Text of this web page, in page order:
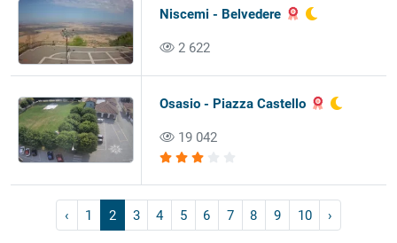
Niscemi - Belvedere
2 622
Osasio - Piazza Castello
19 042
‹ 1 2 3 4 5 6 7 8 9 10 ›